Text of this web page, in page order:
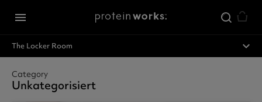
menu
The Locker Room expand_less
Category
Unkategorisiert